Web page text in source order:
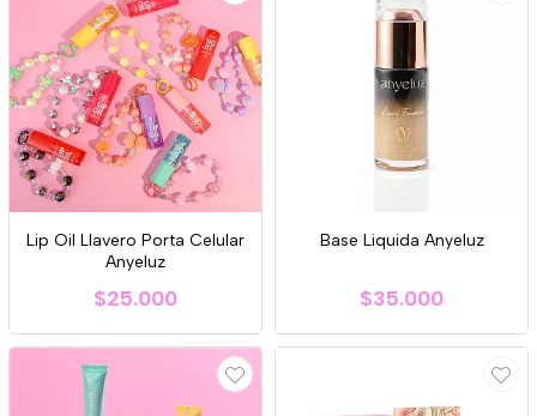
Lip Oil Llavero Porta Celular
Anyeluz
$25.000
Base Liquida Anyeluz
$35.000